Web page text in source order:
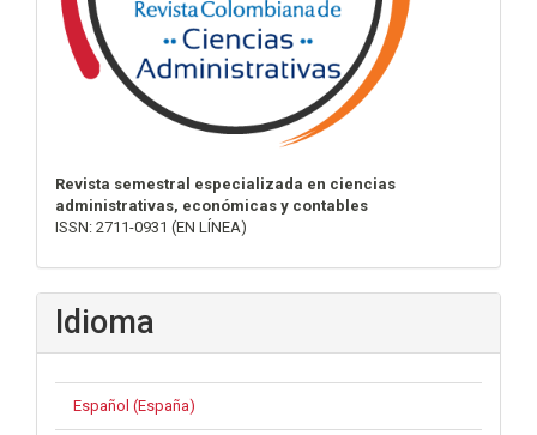
Revista semestral especializada en ciencias
administrativas, económicas y contables
ISSN: 2711-0931 (EN LÍNEA)
Idioma
Español (España)